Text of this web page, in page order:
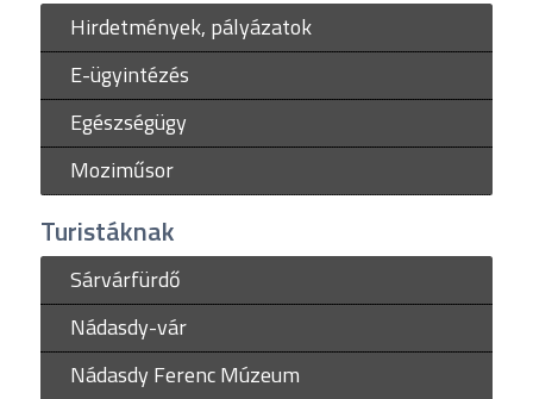
Hirdetmények, pályázatok
E-ügyintézés
Egészségügy
Moziműsor
Turistáknak
Sárvárfürdő
Nádasdy-vár
Nádasdy Ferenc Múzeum